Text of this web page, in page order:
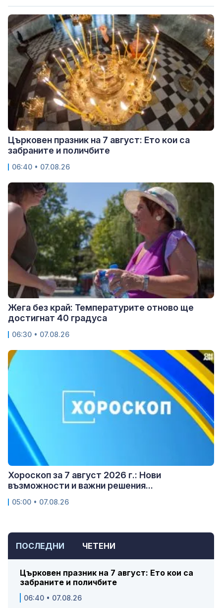
ПОСЛЕДНИ ЧЕТЕНИ
Църковен празник на 7 август: Ето кои са
забраните и поличбите
06:40 • 07.08.26
Църковен празник на 7 август: Ето кои са
забраните и поличбите
06:40 • 07.08.26
Жега без край: Температурите отново ще
достигнат 40 градуса
06:30 • 07.08.26
Хороскоп за 7 август 2026 г.: Нови
възможности и важни решения...
05:00 • 07.08.26